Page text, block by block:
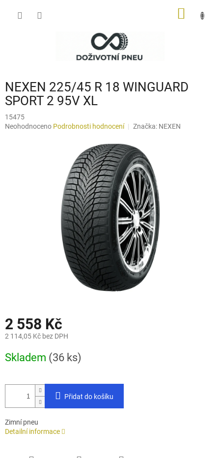
NEXEN 225/45 R 18 WINGUARD
SPORT 2 95V XL
15475
Průměrné
Neohodnoceno Podrobnosti hodnocení Značka: NEXEN
2 558 Kč
2 114,05 Kč bez DPH
cena:
Skladem (36 ks)
Přidat do košíku
Zimní pneu
Detailní informace